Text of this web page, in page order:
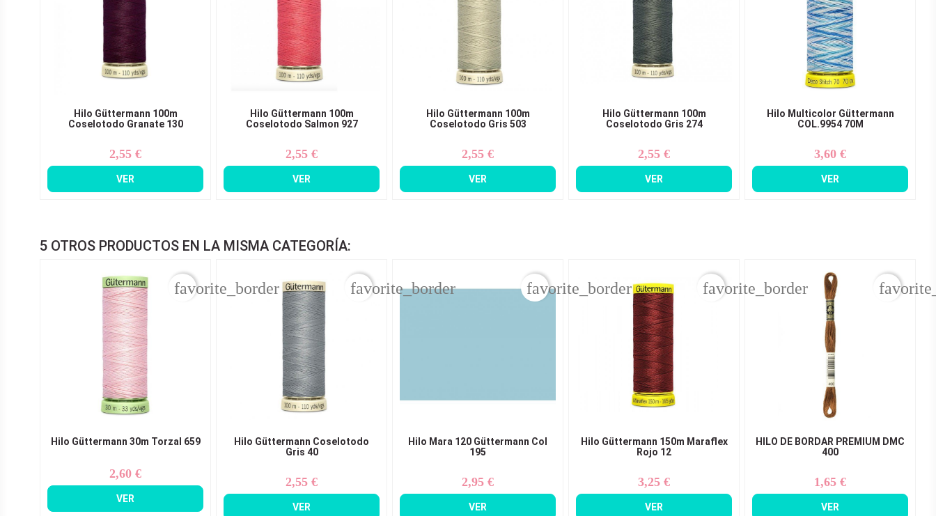
Hilo Güttermann 100m
Coselotodo Granate 130
Precio
2,55 €
VER
Hilo Güttermann 100m
Coselotodo Salmon 927
Precio
2,55 €
VER
Hilo Güttermann 100m
Coselotodo Gris 503
Precio
2,55 €
VER
Hilo Güttermann 100m
Coselotodo Gris 274
Precio
2,55 €
VER
Hilo Multicolor Güttermann
COL.9954 70M
Precio
3,60 €
VER
5 OTROS PRODUCTOS EN LA MISMA CATEGORÍA:
Hilo Güttermann 30m Torzal 659
Precio
2,60 €
VER
favorite_border
Hilo Güttermann Coselotodo
Gris 40
Precio
2,55 €
VER
favorite_border
Hilo Mara 120 Güttermann Col
195
Precio
2,95 €
VER
favorite_border
Hilo Güttermann 150m Maraflex
Rojo 12
Precio
3,25 €
VER
favorite_border
HILO DE BORDAR PREMIUM DMC
400
Precio
1,65 €
VER